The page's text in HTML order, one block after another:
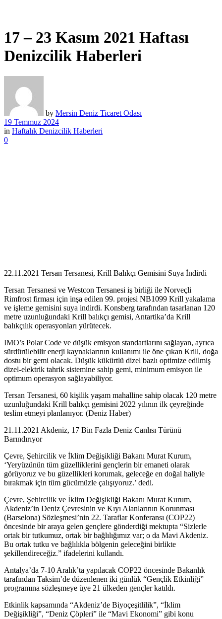
17 – 23 Kasım 2021 Haftası
Denizcilik Haberleri
by Mersin Deniz Ticaret Odası
19 Temmuz 2024
in Haftalık Denizcilik Haberleri
0
22.11.2021 Tersan Tersanesi, Krill Balıkçı Gemisini Suya İndirdi
Tersan Tersanesi ve Westcon Tersanesi iş birliği ile Norveçli
Rimfrost firması için inşa edilen 99. projesi NB1099 Krill yakalama
ve işleme gemisini suya indirdi. Konsberg tarafından tasarlanan 120
metre uzunluğundaki Krill balıkçı gemisi, Antartika’da Krill
balıkçılık operasyonları yürütecek.
IMO’s Polar Code ve düşük emisyon standartlarını sağlayan, ayrıca
sürdürülebilir enerji kaynaklarının kullanımı ile öne çıkan Krill, doğa
dostu bir gemi olacak. Düşük kükürtlü dizel bazlı optimize edilmiş
dizel-elektrik tahrik sistemine sahip gemi, minimum emisyon ile
optimum operasyon sağlayabiliyor.
Tersan Tersanesi, 60 kişilik yaşam mahalline sahip olacak 120 metre
uzunluğundaki Krill balıkçı gemisini 2022 yılının ilk çeyreğinde
teslim etmeyi planlanıyor. (Deniz Haber)
21.11.2021 Akdeniz, 17 Bin Fazla Deniz Canlısı Türünü
Barındırıyor
Çevre, Şehircilik ve İklim Değişikliği Bakanı Murat Kurum,
‘Yeryüzünün tüm güzelliklerini gençlerin bir emaneti olarak
görüyoruz ve bu güzellikleri korumak, geleceğe en doğal haliyle
bırakmak için tüm gücümüzle çalışıyoruz.’ dedi.
Çevre, Şehircilik ve İklim Değişikliği Bakanı Murat Kurum,
Akdeniz’in Deniz Çevresinin ve Kıyı Alanlarının Korunması
(Barselona) Sözleşmesi’nin 22. Taraflar Konferansı (COP22)
öncesinde bir araya gelen gençlere gönderdiği mektupta “Sizlerle
ortak bir tutkumuz, ortak bir bağlılığımız var; o da Mavi Akdeniz.
Bu ortak tutku ve bağlılıkla bölgenin geleceğini birlikte
şekillendireceğiz.” ifadelerini kullandı.
Antalya’da 7-10 Aralık’ta yapılacak COP22 öncesinde Bakanlık
tarafından Taksim’de düzenlenen iki günlük “Gençlik Etkinliği”
programına sözleşmeye üye 21 ülkeden gençler katıldı.
Etkinlik kapsamında “Akdeniz’de Biyoçeşitlilik”, “İklim
Değişikliği”, “Deniz Çöpleri” ile “Mavi Ekonomi” gibi konu